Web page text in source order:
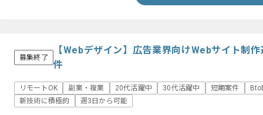
募集終了
【Webデザイン】広告業界向けWebサイト制
件
リモートOK 副業・複業 20代活躍中 30代活躍中 短期案件
新技術に積極的
週3日から可能